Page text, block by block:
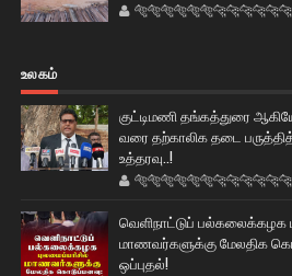
உலகம்
குட்டிமணி தங்கத்துரை
வரை தற்காலிக தடை
உத்தரவு..!
வெளிநாட்டுப் பல்கலைக்கழக
மாணவர்களுக்கு மேலதிக
ஒப்புதல்!